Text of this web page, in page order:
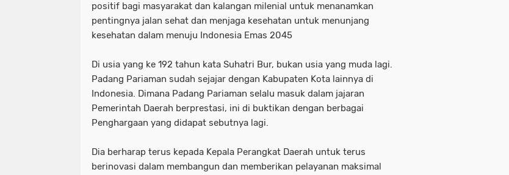
positif bagi masyarakat dan kalangan milenial untuk menanamkan
pentingnya jalan sehat dan menjaga kesehatan untuk menunjang
kesehatan dalam menuju Indonesia Emas 2045
Di usia yang ke 192 tahun kata Suhatri Bur, bukan usia yang muda lagi.
Padang Pariaman sudah sejajar dengan Kabupaten Kota lainnya di
Indonesia. Dimana Padang Pariaman selalu masuk dalam jajaran
Pemerintah Daerah berprestasi, ini di buktikan dengan berbagai
Penghargaan yang didapat sebutnya lagi.
Dia berharap terus kepada Kepala Perangkat Daerah untuk terus
berinovasi dalam membangun dan memberikan pelayanan maksimal